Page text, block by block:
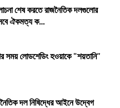
শেষ করতে রাজনৈতিক দলগুলোর
ঐকমত্য ক...
সময় লোডশেডিং হওয়াকে "শয়তানি"
দল নিষিদ্ধের আইনে উদ্বেগ